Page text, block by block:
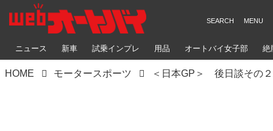
ニュース 新車 試乗インプレ 用品 オートバイ女子部 絶
HOME モータースポーツ